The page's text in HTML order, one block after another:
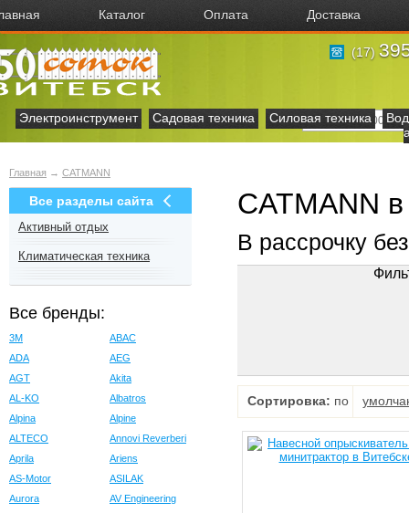
Каталог Оплата Доставка
(17)
Электроинструмент Садовая техника Силовая техника
Главная → CATMANN
Все разделы сайта
Активный отдых
Климатическая техника
Все бренды:
3M
ABAC
ADA
AEG
AGT
Akita
AL-KO
Albatros
Alpina
Alpine
ALTECO
Annovi Reverberi
Aprila
Ariens
AS-Motor
ASILAK
Aurora
AV Engineering
CATMANN
В рассрочку
Сортировка: по